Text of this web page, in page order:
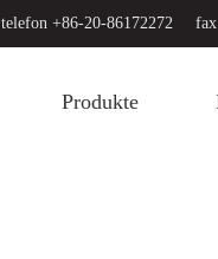
telefon +86-20-86172272
Produkte